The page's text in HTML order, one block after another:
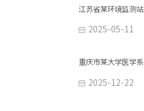
江苏省某环境监测站
 2025-05-11
重庆市某大学医学系
 2025-12-22